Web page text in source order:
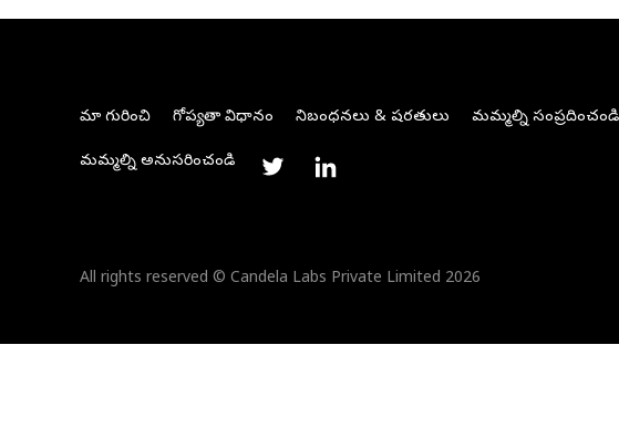
మా గురించి గోప్యతా విధానం నిబంధనలు & షరతులు మమ్మల్ని సంప్రదించండి
మమ్మల్ని అనుసరించండి
All rights reserved © Candela Labs Private Limited 2026